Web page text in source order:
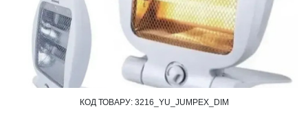
КОД ТОВАРУ: 3216_YU_JUMPEX_DIM